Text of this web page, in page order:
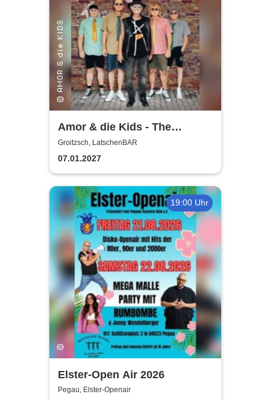
Amor & die Kids - The
Bockwurst returns !
Groitzsch, LatschenBAR
07.01.2027
19:00 Uhr
Elster-Open Air 2026
Pegau, Elster-Openair